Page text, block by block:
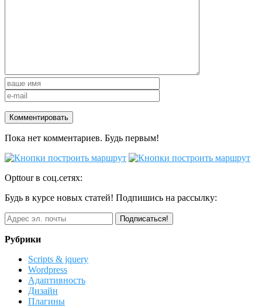
Пока нет комментариев. Будь первым!
Opttour в соц.сетях:
Будь в курсе новых статей! Подпишись на рассылку:
Рубрики
Scripts & jquery
Wordpress
Адаптивность
Дизайн
Плагины